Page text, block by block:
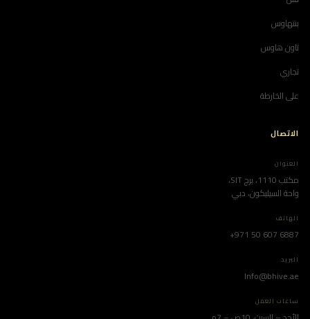
بنتهاوس
تاون هاوس
تجاري
على الخارطة
الاتصال
العنوان
مكتب 1110، برج SIT،
واحة السيليكون، دبي
الهاتف
+971 50 607 6887
البريد
Info@bhive.ae
ساعات العمل